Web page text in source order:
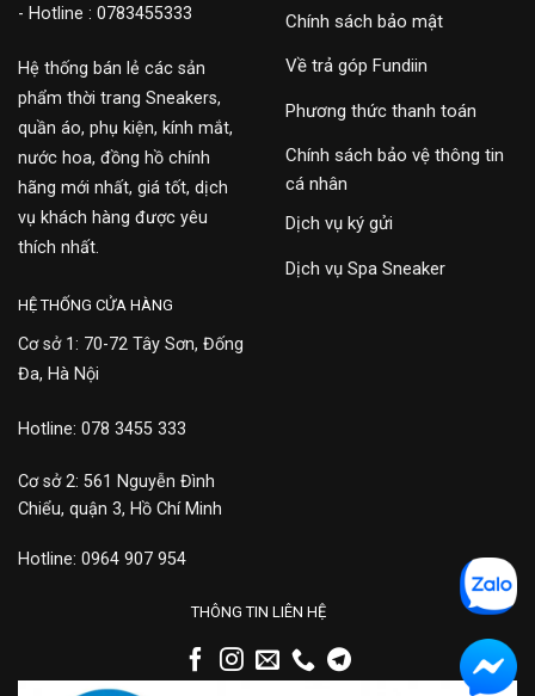
- Hotline : 0783455333
Hệ thống bán lẻ các sản
phẩm thời trang Sneakers,
quần áo, phụ kiện, kính mắt,
nước hoa, đồng hồ chính
hãng mới nhất, giá tốt, dịch
vụ khách hàng được yêu
thích nhất.
Chính sách bảo mật
Về trả góp Fundiin
Phương thức thanh toán
Chính sách bảo vệ thông tin
cá nhân
Dịch vụ ký gửi
Dịch vụ Spa Sneaker
HỆ THỐNG CỬA HÀNG
Cơ sở 1: 70-72 Tây Sơn, Đống
Đa, Hà Nội
Hotline: 078 3455 333
Cơ sở 2: 561 Nguyễn Đình
Chiểu, quận 3, Hồ Chí Minh
Hotline: 0964 907 954
THÔNG TIN LIÊN HỆ